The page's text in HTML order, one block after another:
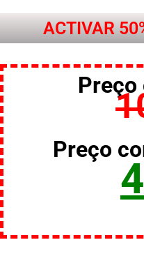
ACTIVAR
Preço
Preço